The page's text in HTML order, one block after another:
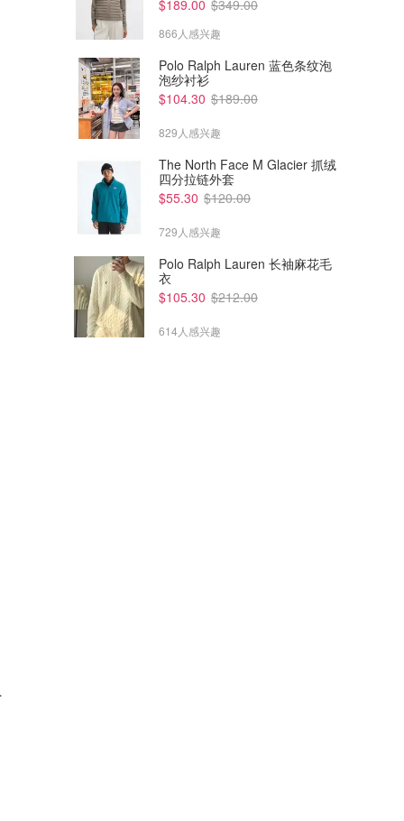
$189.00 $349.00
866人感兴趣
Polo Ralph Lauren 蓝色条纹泡
泡纱衬衫
$104.30 $189.00
829人感兴趣
The North Face M Glacier 抓绒
四分拉链外套
$55.30 $120.00
729人感兴趣
Polo Ralph Lauren 长袖麻花毛
衣
$105.30 $212.00
614人感兴趣